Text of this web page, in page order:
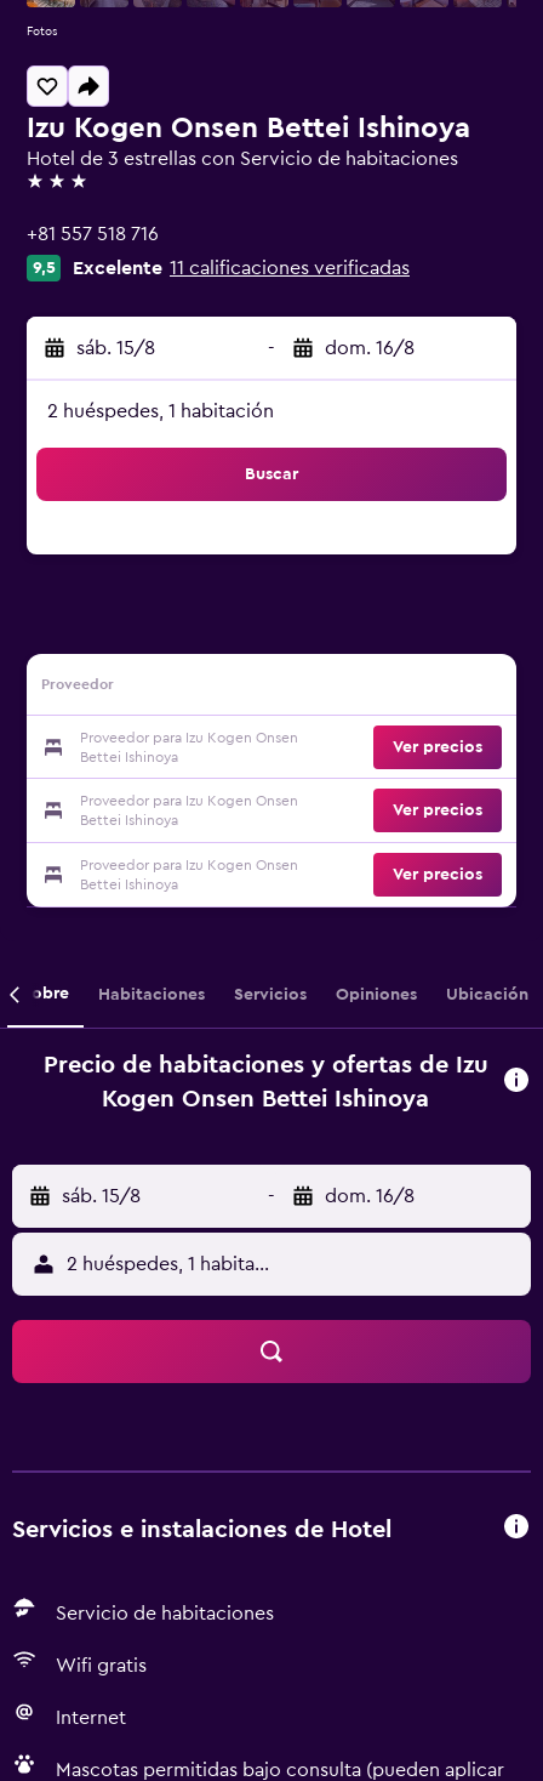
Izu Kogen Onsen Bettei Ishinoya
Hotel de 3 estrellas con Servicio de habitaciones
3 estrellas
+81 557 518 716
9,5 Excelente 11 calificaciones verificadas
sáb. 15/8 - dom. 16/8
2 huéspedes, 1 habitación
Buscar
Proveedor
Proveedor para Izu Kogen Onsen
Bettei Ishinoya
Ver precios
Proveedor para Izu Kogen Onsen
Bettei Ishinoya
Ver precios
Proveedor para Izu Kogen Onsen
Bettei Ishinoya
Ver precios
Fotos
Sobre Habitaciones Servicios Opiniones Ubicación
Precio de habitaciones y ofertas de Izu
Kogen Onsen Bettei Ishinoya
sáb. 15/8 - dom. 16/8
2 huéspedes, 1 habitación
Servicios e instalaciones de Hotel
Servicio de habitaciones
Wifi gratis
Internet
Mascotas permitidas bajo consulta (pueden aplicar